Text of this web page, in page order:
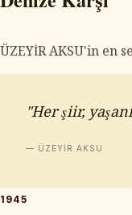
ÜZEYİR AKSU'in en
"Her şiir,
— ÜZEYİR AKSU
1945